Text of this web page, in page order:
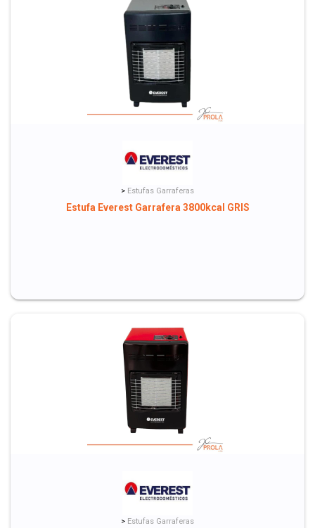
> Estufas Garraferas
Estufa Everest Garrafera 3800kcal GRIS
> Estufas Garraferas